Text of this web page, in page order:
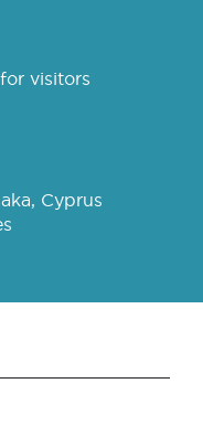
visitors
Cyprus